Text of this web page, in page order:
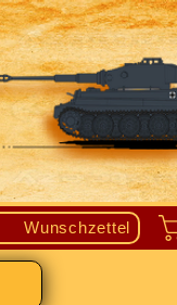
Wunschzettel